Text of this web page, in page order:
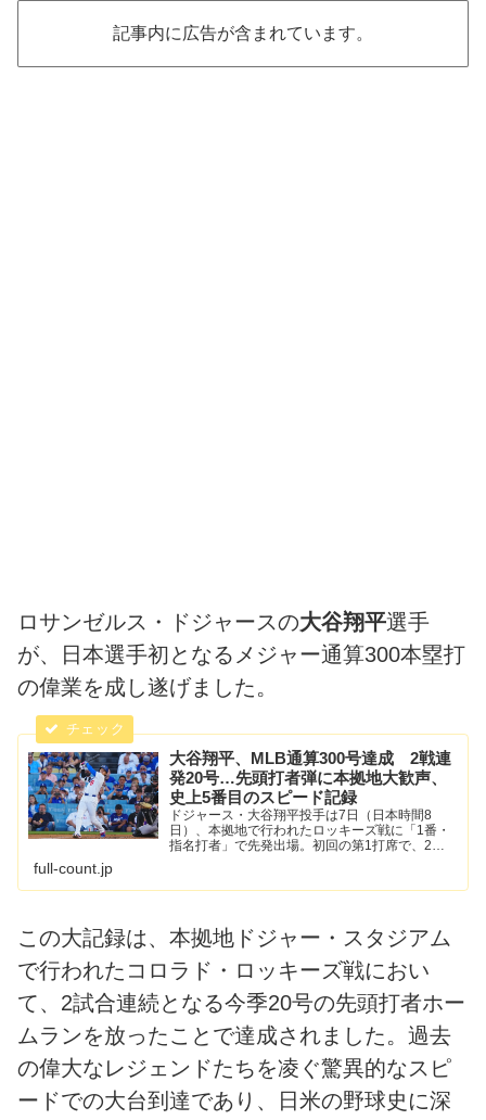
記事内に広告が含まれています。
ロサンゼルス・ドジャースの大谷翔平選手
が、日本選手初となるメジャー通算300本塁打
の偉業を成し遂げました。
大谷翔平、MLB通算300号達成 2戦連
発20号…先頭打者弾に本拠地大歓声、
史上5番目のスピード記録
ドジャース・大谷翔平投手は7日（日本時間8
日）、本拠地で行われたロッキーズ戦に「1番・
指名打者」で先発出場。初回の第1打席で、2試
本塁打（NPB48...
full-count.jp
この大記録は、本拠地ドジャー・スタジアム
で行われたコロラド・ロッキーズ戦におい
て、2試合連続となる今季20号の先頭打者ホー
ムランを放ったことで達成されました。過去
の偉大なレジェンドたちを凌ぐ驚異的なスピ
ードでの大台到達であり、日米の野球史に深